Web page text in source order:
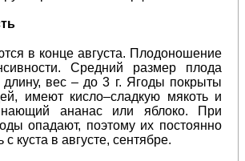
в конце августа. Плодоношение
Средний размер плода
вес – до 3 г. Ягоды покрыты
имеют кисло–сладкую мякоть и
ананас или яблоко. При
опадают, поэтому их постоянно
куста в августе, сентябре.